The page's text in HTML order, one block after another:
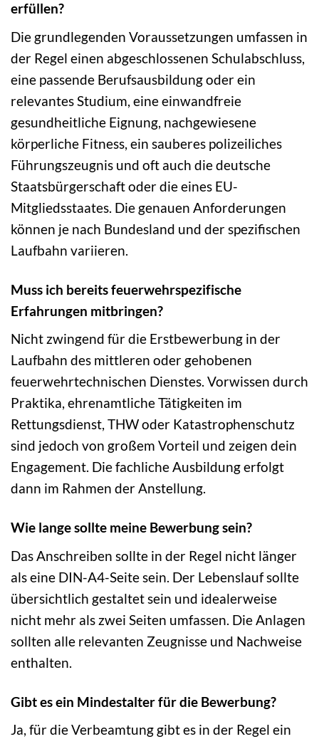
erfüllen?
Die grundlegenden Voraussetzungen umfassen in
der Regel einen abgeschlossenen Schulabschluss,
eine passende Berufsausbildung oder ein
relevantes Studium, eine einwandfreie
gesundheitliche Eignung, nachgewiesene
körperliche Fitness, ein sauberes polizeiliches
Führungszeugnis und oft auch die deutsche
Staatsbürgerschaft oder die eines EU-
Mitgliedsstaates. Die genauen Anforderungen
können je nach Bundesland und der spezifischen
Laufbahn variieren.
Muss ich bereits feuerwehrspezifische
Erfahrungen mitbringen?
Nicht zwingend für die Erstbewerbung in der
Laufbahn des mittleren oder gehobenen
feuerwehrtechnischen Dienstes. Vorwissen durch
Praktika, ehrenamtliche Tätigkeiten im
Rettungsdienst, THW oder Katastrophenschutz
sind jedoch von großem Vorteil und zeigen dein
Engagement. Die fachliche Ausbildung erfolgt
dann im Rahmen der Anstellung.
Wie lange sollte meine Bewerbung sein?
Das Anschreiben sollte in der Regel nicht länger
als eine DIN-A4-Seite sein. Der Lebenslauf sollte
übersichtlich gestaltet sein und idealerweise
nicht mehr als zwei Seiten umfassen. Die Anlagen
sollten alle relevanten Zeugnisse und Nachweise
enthalten.
Gibt es ein Mindestalter für die Bewerbung?
Ja, für die Verbeamtung gibt es in der Regel ein